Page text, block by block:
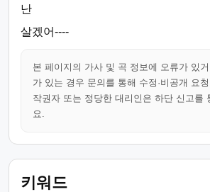
난
살겠어----
본 페이지의 가사 및 곡 정보에 오류가 있
가 있는 경우 문의를 통해 수정·비공개 요
작권자 또는 정당한 대리인은 하단 신고를
요.
키워드